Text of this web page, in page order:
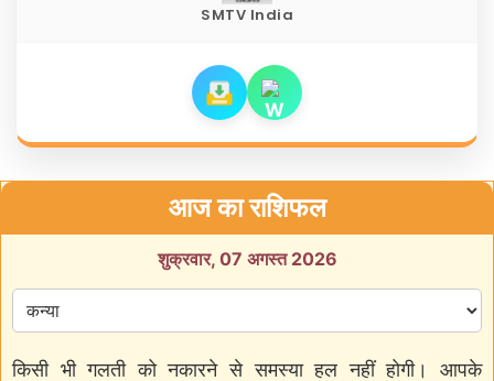
SMTV India
आज का राशिफल
शुक्रवार, 07 अगस्त 2026
किसी भी गलती को नकारने से समस्या हल नहीं होगी। आपके